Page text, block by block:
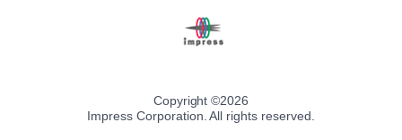
Copyright ©2026
Impress Corporation. All rights reserved.